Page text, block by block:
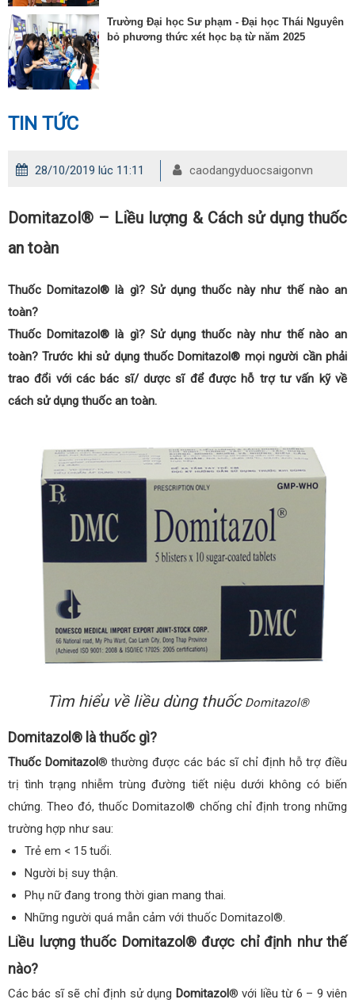
Trường Đại học Sư phạm - Đại học Thái Nguyên
bỏ phương thức xét học bạ từ năm 2025
TIN TỨC
28/10/2019 lúc 11:11 caodangyduocsaigonvn
Domitazol® – Liều lượng & Cách sử dụng thuốc
an toàn
Thuốc Domitazol® là gì? Sử dụng thuốc này như thế nào an
toàn?
Thuốc Domitazol® là gì? Sử dụng thuốc này như thế nào an
toàn? Trước khi sử dụng thuốc Domitazol® mọi người cần phải
trao đổi với các bác sĩ/ dược sĩ để được hỗ trợ tư vấn kỹ về
cách sử dụng thuốc an toàn.
Tìm hiểu về liều dùng thuốc Domitazol®
Domitazol® là thuốc gì?
Thuốc Domitazol® thường được các bác sĩ chỉ định hỗ trợ điều
trị tình trạng nhiễm trùng đường tiết niệu dưới không có biến
chứng. Theo đó, thuốc Domitazol® chống chỉ định trong những
trường hợp như sau:
Trẻ em < 15 tuổi.
Người bị suy thận.
Phụ nữ đang trong thời gian mang thai.
Những người quá mẫn cảm với thuốc Domitazol®.
Liều lượng thuốc Domitazol® được chỉ định như thế
nào?
Các bác sĩ sẽ chỉ định sử dụng Domitazol® với liều từ 6 – 9 viên